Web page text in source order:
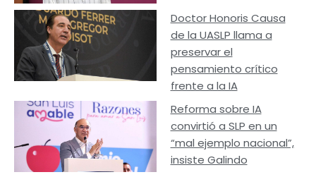
Doctor Honoris Causa
de la UASLP llama a
preservar el
pensamiento crítico
frente a la IA
Reforma sobre IA
convirtió a SLP en un
“mal ejemplo nacional”,
insiste Galindo